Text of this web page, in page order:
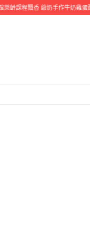
程飄香 爺奶手作牛奶雞蛋酥出爐